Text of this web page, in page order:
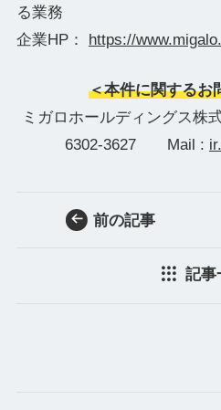
る業務
企業HP：
https://
＜本件に関するお
ミガロホールディングス
6302-3627 Mail :
前の記事
記事